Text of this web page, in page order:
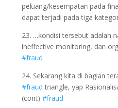
peluang/kesempatan pada
dapat terjadi pada tiga
23. …kondisi tersebut adalah
ineffective monitoring, dan
#fraud
24. Sekarang kita di bagian
#fraud triangle, yap
(cont) #fraud